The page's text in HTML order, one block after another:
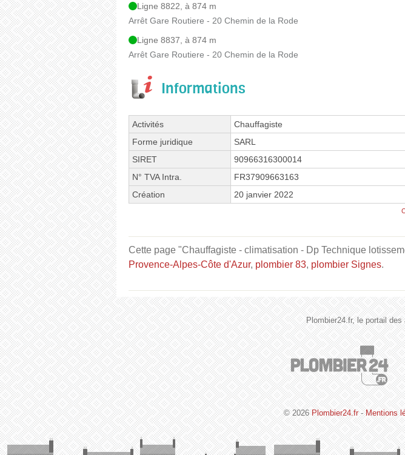
Ligne 8822, à 874 m
Arrêt Gare Routiere - 20 Chemin de la Rode
Ligne 8837, à 874 m
Arrêt Gare Routiere - 20 Chemin de la Rode
Informations
Activités
Chauffagiste
Forme juridique
SARL
SIRET
90966316300014
N° TVA Intra.
FR37909663163
Création
20 janvier 2022
Cette page "Chauffagiste - climatisation - Dp Technique
Provence-Alpes-Côte d'Azur, plombier 83, plombier Signes.
Plombier24.fr, le portail
© 2026 Plombier24.fr - Mentions